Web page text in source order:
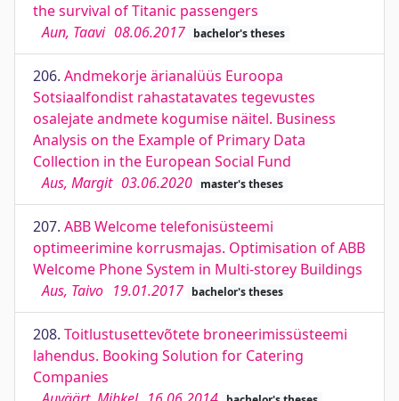
the survival of Titanic passengers
Aun, Taavi 08.06.2017 bachelor's theses
206. Andmekorje ärianalüüs Euroopa
Sotsiaalfondist rahastatavates tegevustes
osalejate andmete kogumise näitel. Business
Analysis on the Example of Primary Data
Collection in the European Social Fund
Aus, Margit 03.06.2020 master's theses
207. ABB Welcome telefonisüsteemi
optimeerimine korrusmajas. Optimisation of ABB
Welcome Phone System in Multi-storey Buildings
Aus, Taivo 19.01.2017 bachelor's theses
208. Toitlustusettevõtete broneerimissüsteemi
lahendus. Booking Solution for Catering
Companies